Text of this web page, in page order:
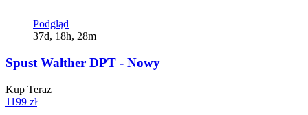
Podgląd
37d, 18h, 28m
Spust Walther DPT - Nowy
Kup Teraz
1199 zł